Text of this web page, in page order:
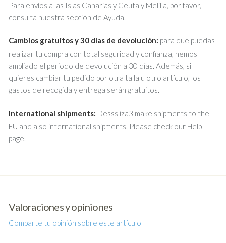
Para envíos a las Islas Canarias y Ceuta y Melilla, por favor,
consulta nuestra sección de Ayuda.
Cambios gratuitos y 30 días de devolución: para que puedas
realizar tu compra con total seguridad y confianza, hemos
ampliado el periodo de devolución a 30 días. Además, si
quieres cambiar tu pedido por otra talla u otro artículo, los
gastos de recogida y entrega serán gratuitos.
International shipments: Desssliza3 make shipments to the
EU and also international shipments. Please check our Help
page.
Valoraciones y opiniones
Comparte tu opinión sobre este artículo